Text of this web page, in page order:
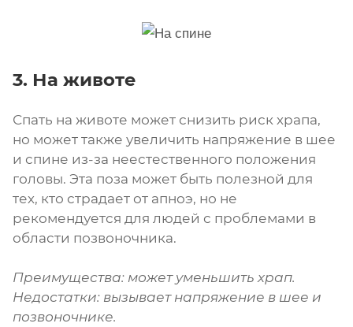
3. На животе
Спать на животе может снизить риск храпа,
но может также увеличить напряжение в шее
и спине из-за неестественного положения
головы. Эта поза может быть полезной для
тех, кто страдает от апноэ, но не
рекомендуется для людей с проблемами в
области позвоночника.
Преимущества: может уменьшить храп.
Недостатки: вызывает напряжение в шее и
позвоночнике.